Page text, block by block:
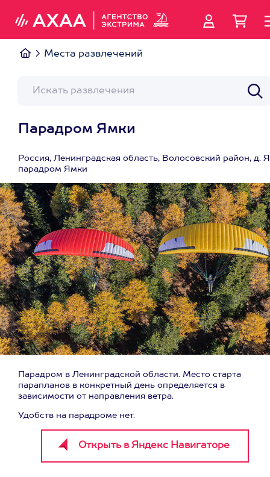
Места развлечений
Парадром Ямки
Россия, Ленинградская область, Волосовский район, д.
парадром Ямки
Парадром в Ленинградской области. Место старта
парапланов в конкретный день определяется в
зависимости от направления ветра.
Удобств на парадроме нет.